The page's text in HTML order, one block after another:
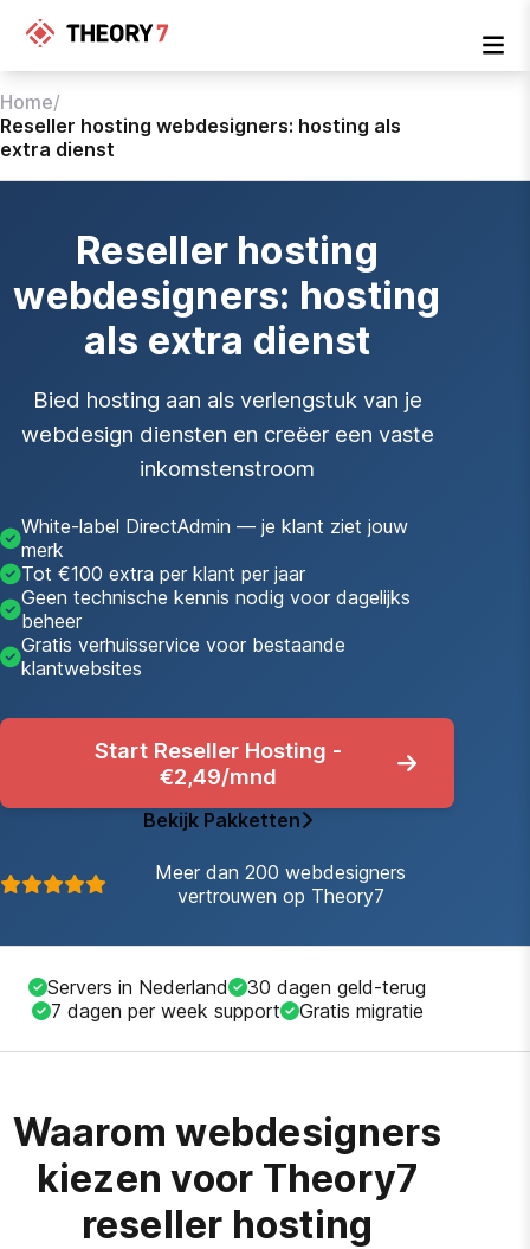
Home/
Reseller hosting webdesigners: hosting als
extra dienst
Reseller hosting
webdesigners: hosting
als extra dienst
Bied hosting aan als verlengstuk van je
webdesign diensten en creëer een vaste
inkomstenstroom
White-label DirectAdmin — je klant ziet jouw
merk
Tot €100 extra per klant per jaar
Geen technische kennis nodig voor dagelijks
beheer
Gratis verhuisservice voor bestaande
klantwebsites
Start Reseller Hosting -
€2,49/mnd
Bekijk Pakketten
Meer dan 200 webdesigners
vertrouwen op Theory7
Servers in Nederland
30 dagen geld-terug
7 dagen per week support
Gratis migratie
Waarom webdesigners
kiezen voor Theory7
reseller hosting